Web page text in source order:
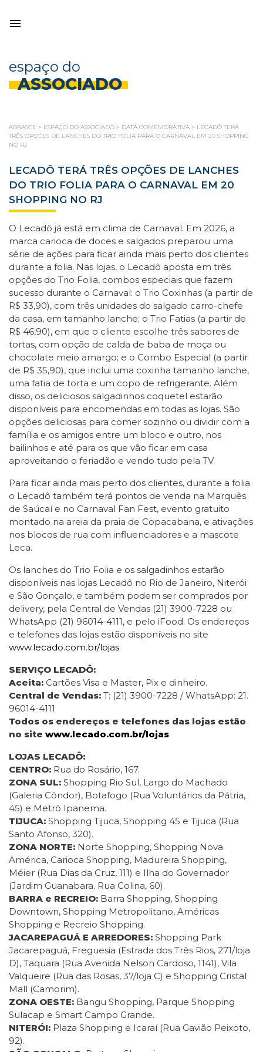
espaço do
ASSOCIADO
ABRASCE > ESPAÇO DO ASSOCIADO > DATA COMEMORATIVA > LECADÔ TERÁ
TRÊS OPÇÕES DE LANCHES DO TRIO FOLIA PARA O CARNAVAL EM 20 SHOPPING
NO RJ
LECADÔ TERÁ TRÊS OPÇÕES DE LANCHES
DO TRIO FOLIA PARA O CARNAVAL EM 20
SHOPPING NO RJ
O Lecadô já está em clima de Carnaval. Em 2026, a
marca carioca de doces e salgados preparou uma
série de ações para ficar ainda mais perto dos clientes
durante a folia. Nas lojas, o Lecadô aposta em três
opções do Trio Folia, combos especiais que fazem
sucesso durante o Carnaval: o Trio Coxinhas (a partir de
R$ 33,90), com três unidades do salgado carro-chefe
da casa, em tamanho lanche; o Trio Fatias (a partir de
R$ 46,90), em que o cliente escolhe três sabores de
tortas, com opção de calda de baba de moça ou
chocolate meio amargo; e o Combo Especial (a partir
de R$ 35,90), que inclui uma coxinha tamanho lanche,
uma fatia de torta e um copo de refrigerante. Além
disso, os deliciosos salgadinhos coquetel estarão
disponíveis para encomendas em todas as lojas. São
opções deliciosas para comer sozinho ou dividir com a
família e os amigos entre um bloco e outro, nos
bailinhos e até para os que vão ficar em casa
aproveitando o feriadão e vendo tudo pela TV.
Para ficar ainda mais perto dos clientes, durante a folia
o Lecadô também terá pontos de venda na Marquês
de Saúcaí e no Carnaval Fan Fest, evento gratuito
montado na areia da praia de Copacabana, e ativações
nos blocos de rua com influenciadores e a mascote
Leca.
Os lanches do Trio Folia e os salgadinhos estarão
disponíveis nas lojas Lecadô no Rio de Janeiro, Niterói
e São Gonçalo, e também podem ser comprados por
delivery, pela Central de Vendas (21) 3900-7228 ou
WhatsApp (21) 96014-4111, e pelo iFood. Os endereços
e telefones das lojas estão disponíveis no site
www.lecado.com.br/lojas
SERVIÇO LECADÔ:
Aceita: Cartões Visa e Master, Pix e dinheiro.
Central de Vendas: T: (21) 3900-7228 / WhatsApp: 21.
96014-4111
Todos os endereços e telefones das lojas estão
no site www.lecado.com.br/lojas
LOJAS LECADÔ:
CENTRO: Rua do Rosário, 167.
ZONA SUL: Shopping Rio Sul, Largo do Machado
(Galeria Côndor), Botafogo (Rua Voluntários da Pátria,
45) e Metrô Ipanema.
TIJUCA: Shopping Tijuca, Shopping 45 e Tijuca (Rua
Santo Afonso, 320).
ZONA NORTE: Norte Shopping, Shopping Nova
América, Carioca Shopping, Madureira Shopping,
Méier (Rua Dias da Cruz, 111) e Ilha do Governador
(Jardim Guanabara. Rua Colina, 60).
BARRA e RECREIO: Barra Shopping, Shopping
Downtown, Shopping Metropolitano, Américas
Shopping e Recreio Shopping.
JACAREPAGUÁ E ARREDORES: Shopping Park
Jacarepaguá, Freguesia (Estrada dos Três Rios, 271/loja
D), Taquara (Rua Avenida Nelson Cardoso, 1141), Vila
Valqueire (Rua das Rosas, 37/loja C) e Shopping Cristal
Mall (Camorim).
ZONA OESTE: Bangu Shopping, Parque Shopping
Sulacap e Smart Campo Grande.
NITERÓI: Plaza Shopping e Icaraí (Rua Gavião Peixoto,
92).